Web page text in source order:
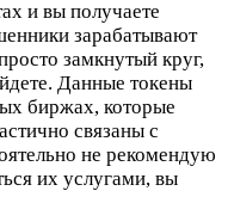
и вы получаете
зарабатывают
замкнутый круг,
Данные токены
биржах, которые
связаны с
не рекомендую
их услугами, вы